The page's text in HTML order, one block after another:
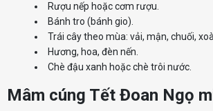
Rượu nếp hoặc cơm rượu.
Bánh tro (bánh gio).
Trái cây theo mùa: vải, mận, chuối,
Hương, hoa, đèn nến.
Chè đậu xanh hoặc chè trôi nước.
Mâm cúng Tết Đoan Ngọ